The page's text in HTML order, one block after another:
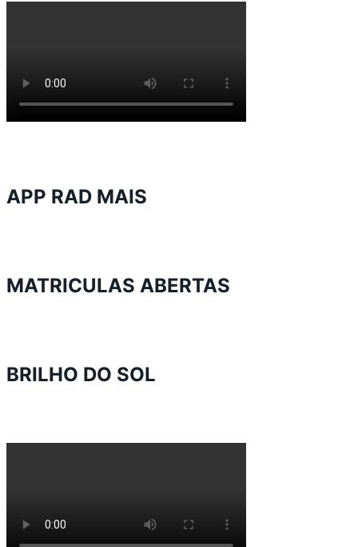
APP RAD MAIS
MATRICULAS ABERTAS
BRILHO DO SOL